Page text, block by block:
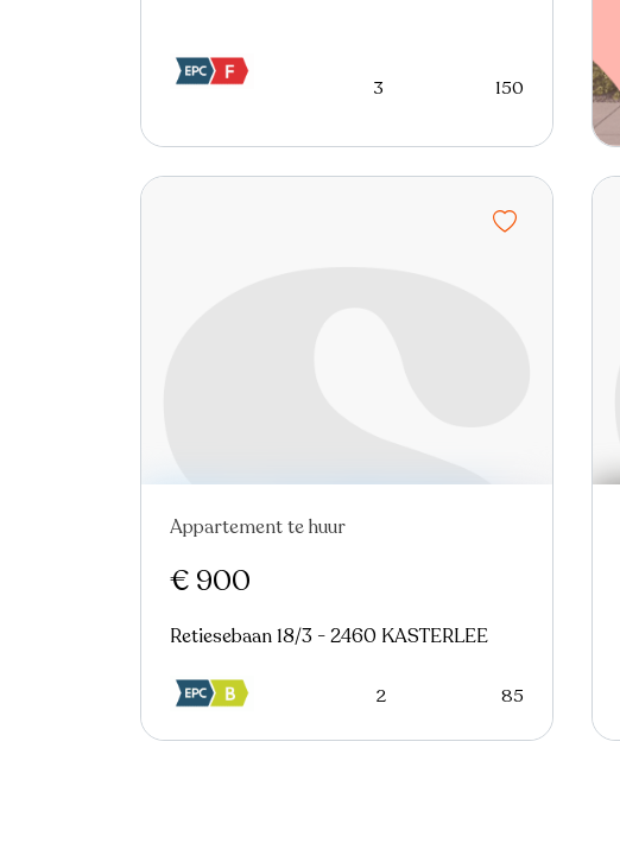
3 150
Appartement te huur
€ 900
Retiesebaan 18/3 - 2460 KASTERLEE
2 85